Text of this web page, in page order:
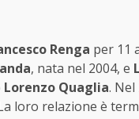
Renga per 11
, nata nel 2004, e
Lorenzo Quaglia. Nel
loro relazione è